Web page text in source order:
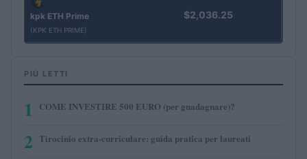
kpk ETH Prime
(KPK ETH PRIME)
$2,036.25
PIÙ LETTI
1 COME INVESTIRE 500 EURO (per guadagnare)?
2 Tirocinio extra-curriculare: guida pratica per laureati